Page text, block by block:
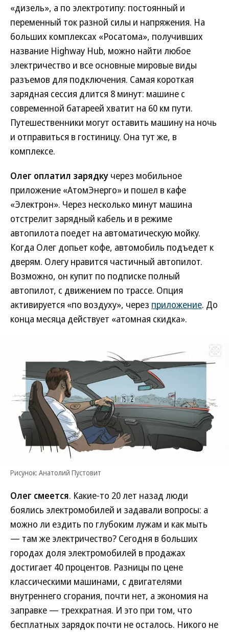
«дизель», а по электротипу: постоянный и
переменный ток разной силы и напряжения. На
больших комплексах «Росатома», получивших
название Highway Hub, можно найти любое
электричество и все основные мировые виды
разъемов для подключения. Самая короткая
зарядная сессия длится 8 минут: машине с
современной батареей хватит на 60 км пути.
Путешественники могут оставить машину на ночь
и отправиться в гостиницу. Она тут же, в
комплексе.
Олег оплатил зарядку через мобильное
приложение «АтомЭнерго» и пошел в кафе
«Электрон». Через несколько минут машина
отстрелит зарядный кабель и в режиме
автопилота поедет на автоматическую мойку.
Когда Олег допьет кофе, автомобиль подъедет к
дверям. Олегу нравится частичный автопилот.
Возможно, он купит по подписке полный
автопилот, с движением по трассе. Опция
активируется «по воздуху», через приложение. До
конца месяца действует «атомная скидка».
Развернуть
Рисунок: Анатолий Пустовит
Олег смеется. Какие-то 20 лет назад люди
боялись электромобилей и задавали вопросы: а
можно ли ездить по глубоким лужам и как мыть
— там же электричество? Сегодня в больших
городах доля электромобилей в продажах
достигает 40 процентов. Разницы по цене
классическими машинами, с двигателями
внутреннего сгорания, почти нет, а экономия на
заправке — трехкратная. И это при том, что
бесплатных зарядок почти не осталось. Никого не